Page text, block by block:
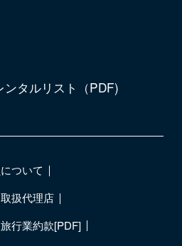
タルリスト（PDF)
ついて
取扱代理店
旅行業約款[PDF]